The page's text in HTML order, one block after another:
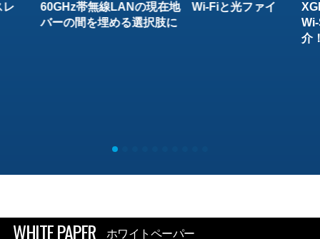
レ
60GHz帯無線LANの現在地 Wi-Fiと光ファイ
バーの間を埋める選択肢に
介
WHITE PAPER ホワイトペーパー